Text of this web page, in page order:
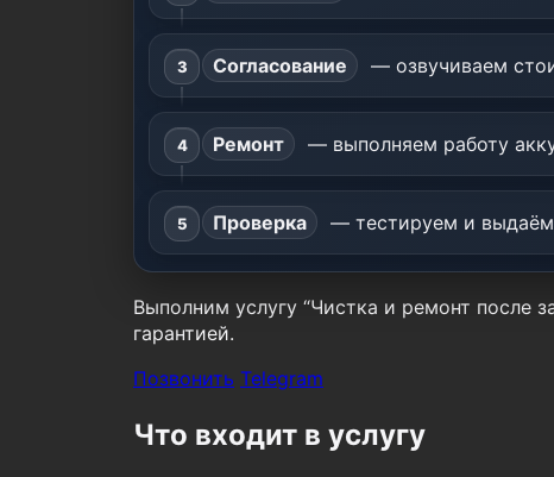
Согласование — озвучиваем
Ремонт — выполняем работу
Проверка — тестируем и выдаём
Выполним услугу “Чистка и ремонт после
гарантией.
Позвонить Telegram
Что входит в услугу